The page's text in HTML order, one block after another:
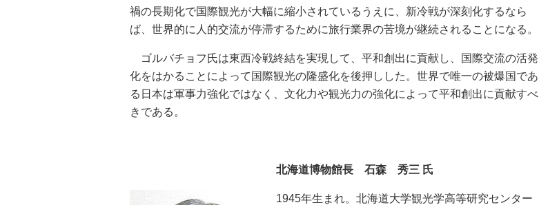
禍の長期化で国際観光が大幅に縮小されているうえに、新冷戦が深刻化するなら
ば、世界的に人的交流が停滞するために旅行業界の苦境が継続されることになる。
ゴルバチョフ氏は東西冷戦終結を実現して、平和創出に貢献し、国際交流の活発
化をはかることによって国際観光の隆盛化を後押しした。世界で唯一の被爆国であ
る日本は軍事力強化ではなく、文化力や観光力の強化によって平和創出に貢献すべ
きである。
北海道博物館長 石森 秀三 氏
1945年生まれ。北海道大学観光学高等研究センター